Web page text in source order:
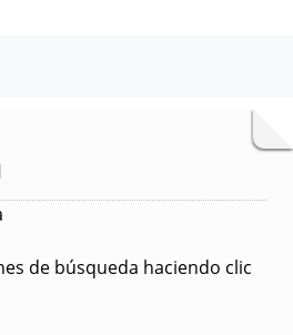
de búsqueda haciendo clic